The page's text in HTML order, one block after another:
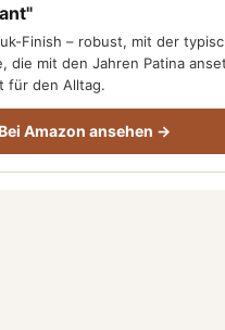
Finish – robust, mit der
die mit den Jahren Patina
für den Alltag.
Amazon ansehen →